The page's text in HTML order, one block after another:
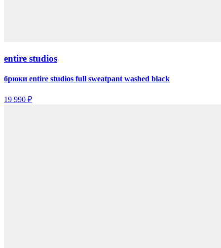
entire studios
брюки entire studios full sweatpant washed black
19 990 ₽